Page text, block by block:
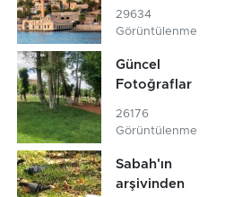
29634
Görüntülenme
Güncel
Fotoğraflar
26176
Görüntülenme
Sabah'ın
arşivinden